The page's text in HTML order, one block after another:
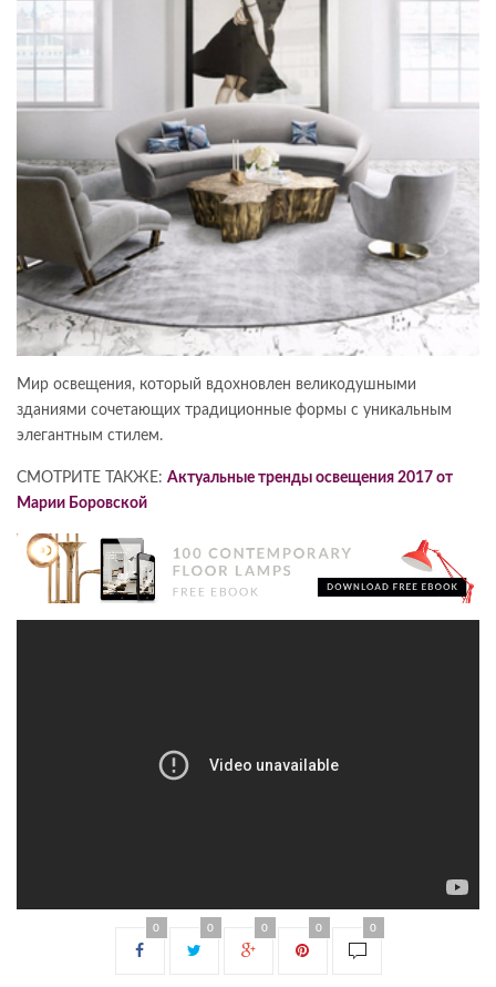
Мир освещения, который вдохновлен великодушными
зданиями сочетающих традиционные формы с уникальным
элегантным стилем.
СМОТРИТЕ ТАКЖЕ: Актуальные тренды освещения 2017 от
Марии Боровской
0 0 0 0 0